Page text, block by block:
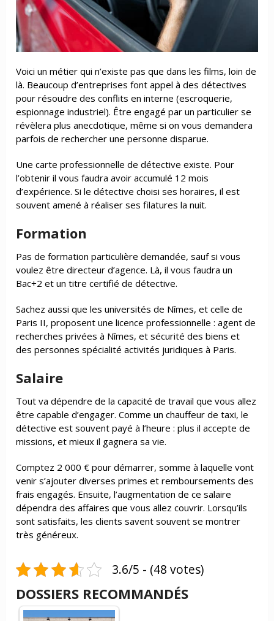
Voici un métier qui n’existe pas que dans les films, loin de
là. Beaucoup d’entreprises font appel à des détectives
pour résoudre des conflits en interne (escroquerie,
espionnage industriel). Être engagé par un particulier se
révèlera plus anecdotique, même si on vous demandera
parfois de rechercher une personne disparue.
Une carte professionnelle de détective existe. Pour
l’obtenir il vous faudra avoir accumulé 12 mois
d’expérience. Si le détective choisi ses horaires, il est
souvent amené à réaliser ses filatures la nuit.
Formation
Pas de formation particulière demandée, sauf si vous
voulez être directeur d’agence. Là, il vous faudra un
Bac+2 et un titre certifié de détective.
Sachez aussi que les universités de Nîmes, et celle de
Paris II, proposent une licence professionnelle : agent de
recherches privées à Nîmes, et sécurité des biens et
des personnes spécialité activités juridiques à Paris.
Salaire
Tout va dépendre de la capacité de travail que vous allez
être capable d’engager. Comme un chauffeur de taxi, le
détective est souvent payé à l’heure : plus il accepte de
missions, et mieux il gagnera sa vie.
Comptez 2 000 € pour démarrer, somme à laquelle vont
venir s’ajouter diverses primes et remboursements des
frais engagés. Ensuite, l’augmentation de ce salaire
dépendra des affaires que vous allez couvrir. Lorsqu’ils
sont satisfaits, les clients savent souvent se montrer
très généreux.
3.6/5 - (48 votes)
DOSSIERS RECOMMANDÉS